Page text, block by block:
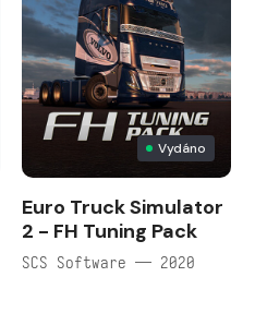
Vydáno
Euro Truck Simulator
2 - FH Tuning Pack
SCS Software — 2020